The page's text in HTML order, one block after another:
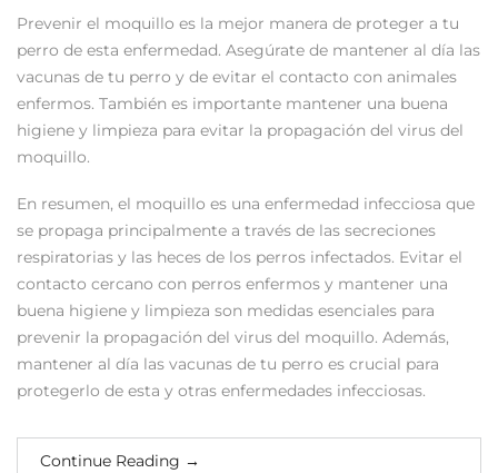
Prevenir el moquillo es la mejor manera de proteger a tu
perro de esta enfermedad. Asegúrate de mantener al día las
vacunas de tu perro y de evitar el contacto con animales
enfermos. También es importante mantener una buena
higiene y limpieza para evitar la propagación del virus del
moquillo.
En resumen, el moquillo es una enfermedad infecciosa que
se propaga principalmente a través de las secreciones
respiratorias y las heces de los perros infectados. Evitar el
contacto cercano con perros enfermos y mantener una
buena higiene y limpieza son medidas esenciales para
prevenir la propagación del virus del moquillo. Además,
mantener al día las vacunas de tu perro es crucial para
protegerlo de esta y otras enfermedades infecciosas.
Continue Reading →